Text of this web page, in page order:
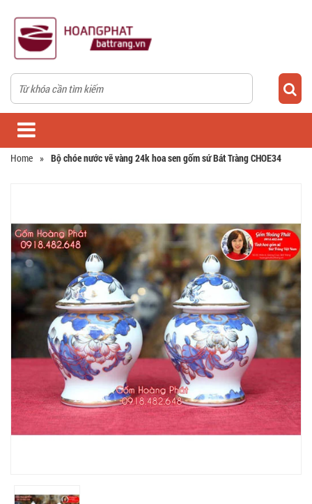
Home » Bộ chóe nước vẽ vàng 24k hoa sen gốm sứ Bát Tràng CHOE34